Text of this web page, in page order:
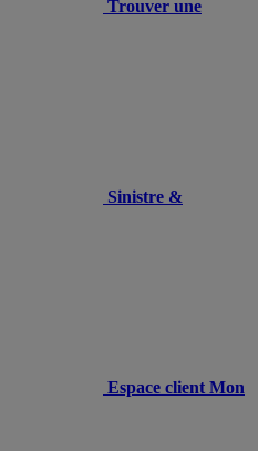
Trouver une
Sinistre &
Espace client Mon